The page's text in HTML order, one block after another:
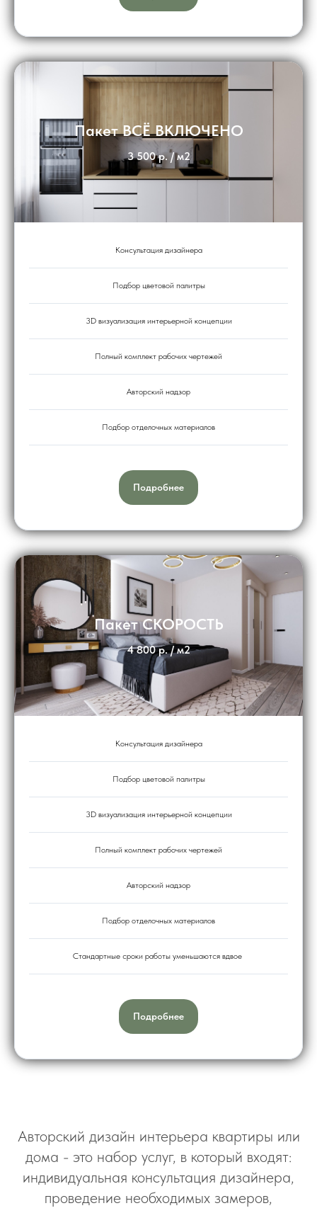
Пакет ВСЁ ВКЛЮЧЕНО
3 500 р. / м2
Консультация дизайнера
Подбор цветовой палитры
3D визуализация интерьерной концепции
Полный комплект рабочих чертежей
Авторский надзор
Подбор отделочных материалов
Подробнее
Пакет СКОРОСТЬ
4 800 р. / м2
Консультация дизайнера
Подбор цветовой палитры
3D визуализация интерьерной концепции
Полный комплект рабочих чертежей
Авторский надзор
Подбор отделочных материалов
Стандартные сроки работы уменьшаются вдвое
Подробнее
Авторский дизайн интерьера квартиры или
дома - это набор услуг, в который входят:
индивидуальная консультация дизайнера,
проведение необходимых замеров,